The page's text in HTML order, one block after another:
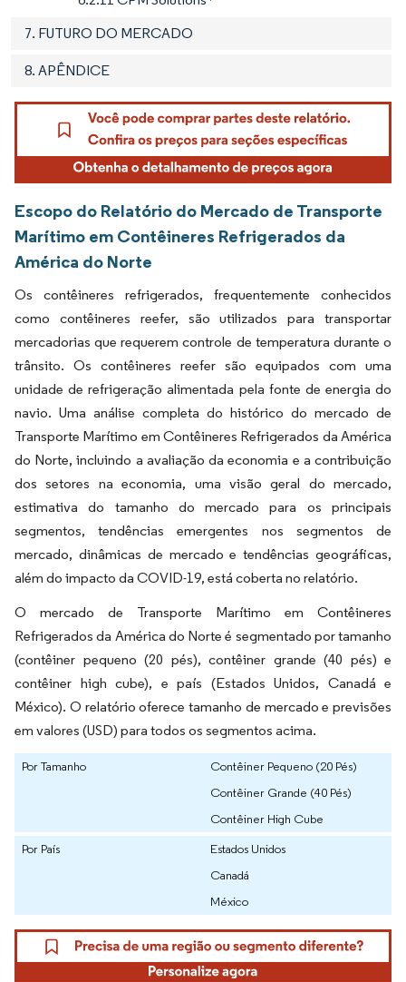
7. FUTURO DO MERCADO
8. APÊNDICE
Escopo do Relatório do Mercado de Transporte
Marítimo em Contêineres Refrigerados da
América do Norte
Os contêineres refrigerados, frequentemente conhecidos
como contêineres reefer, são utilizados para transportar
mercadorias que requerem controle de temperatura durante o
trânsito. Os contêineres reefer são equipados com uma
unidade de refrigeração alimentada pela fonte de energia do
navio. Uma análise completa do histórico do mercado de
Transporte Marítimo em Contêineres Refrigerados da América
do Norte, incluindo a avaliação da economia e a contribuição
dos setores na economia, uma visão geral do mercado,
estimativa do tamanho do mercado para os principais
segmentos, tendências emergentes nos segmentos de
mercado, dinâmicas de mercado e tendências geográficas,
além do impacto da COVID-19, está coberta no relatório.
O mercado de Transporte Marítimo em Contêineres
Refrigerados da América do Norte é segmentado por tamanho
(contêiner pequeno (20 pés), contêiner grande (40 pés) e
contêiner high cube), e país (Estados Unidos, Canadá e
México). O relatório oferece tamanho de mercado e previsões
em valores (USD) para todos os segmentos acima.
Por Tamanho
Contêiner Pequeno (20 Pés)
Contêiner Grande (40 Pés)
Contêiner High Cube
Por País
Estados Unidos
Canadá
México